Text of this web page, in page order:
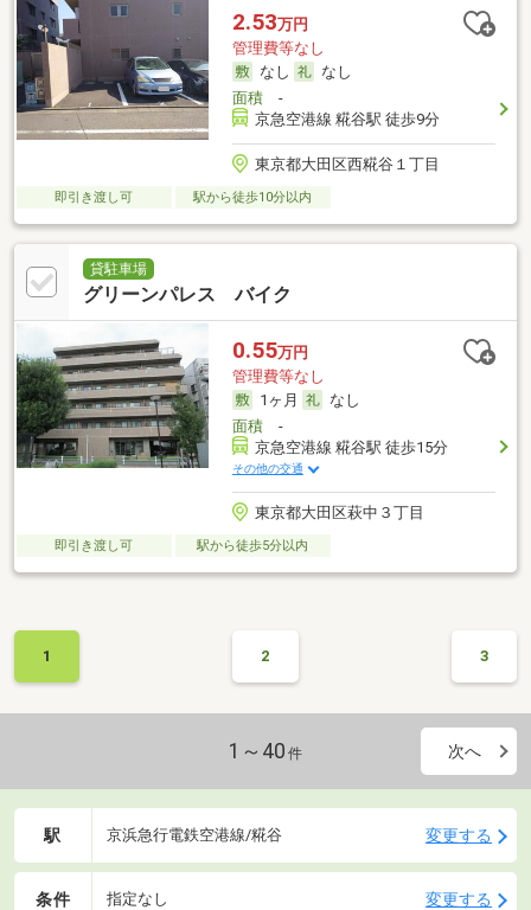
2.53万円
管理費等なし
なし
なし
面積-
京急空港線 糀谷駅 徒歩9分
東京都大田区西糀谷１丁目
即引き渡し可 駅から徒歩10分以内
貸駐車場
グリーンパレス バイク
0.55万円
管理費等なし
1ヶ月
なし
面積-
京急空港線 糀谷駅 徒歩15分
その他の交通
東京都大田区萩中３丁目
即引き渡し可 駅から徒歩5分以内
1 2 3
1～40 件 次へ
駅 京浜急行電鉄空港線/糀谷 変更する
条件 指定なし 変更する